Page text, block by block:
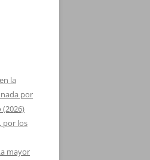
la
por
por los
mayor